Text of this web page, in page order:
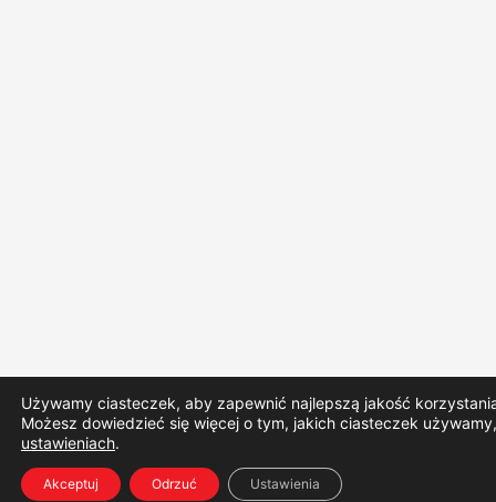
Używamy ciasteczek, aby zapewnić najlepszą jakość
Możesz dowiedzieć się więcej o tym, jakich ciasteczek
ustawieniach.
Akceptuj Odrzuć Ustawienia